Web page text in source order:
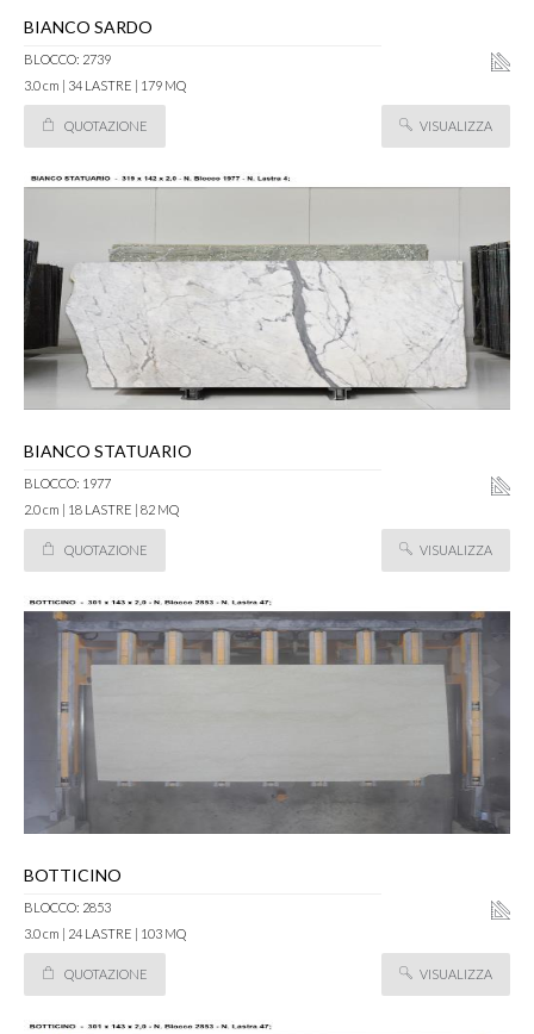
BIANCO SARDO
BLOCCO: 2739
3.0 cm | 34 LASTRE | 179 MQ
QUOTAZIONE VISUALIZZA
BIANCO STATUARIO
BLOCCO: 1977
2.0 cm | 18 LASTRE | 82 MQ
QUOTAZIONE VISUALIZZA
BOTTICINO
BLOCCO: 2853
3.0 cm | 24 LASTRE | 103 MQ
QUOTAZIONE VISUALIZZA